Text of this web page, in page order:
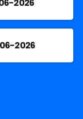
2026
2026